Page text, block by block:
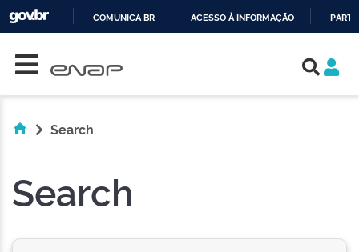
COMUNICA BR ACESSO À INFORMAÇÃO
Search
Search